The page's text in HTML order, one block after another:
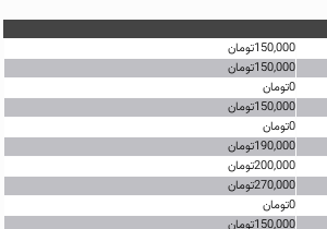
150,000تومان
150,000تومان
0تومان
150,000تومان
0تومان
190,000تومان
200,000تومان
270,000تومان
0تومان
150,000تومان